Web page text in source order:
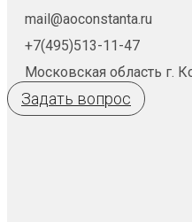
mail@aoconstanta.ru
+7(495)513-11-47
Московская область г.
Задать вопрос